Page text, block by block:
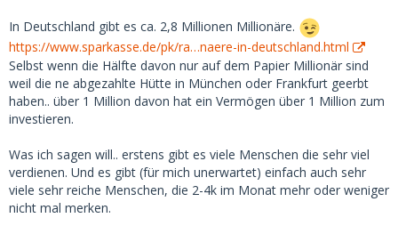
In Deutschland gibt es ca. 2,8 Millionen Millionäre.
https://www.sparkasse.de/pk/ra…naere-in-deutschland.html
Selbst wenn die Hälfte davon nur auf dem Papier Millionär sind
weil die ne abgezahlte Hütte in München oder Frankfurt geerbt
haben.. über 1 Million davon hat ein Vermögen über 1 Million zum
investieren.
Was ich sagen will.. erstens gibt es viele Menschen die sehr viel
verdienen. Und es gibt (für mich unerwartet) einfach auch sehr
viele sehr reiche Menschen, die 2-4k im Monat mehr oder weniger
nicht mal merken.